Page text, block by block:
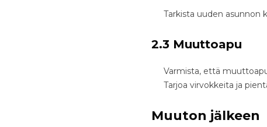
Tarkista uuden
2.3 Muuttoapu
Varmista, että
Tarjoa virvokkeita ja
Muuton jälkeen